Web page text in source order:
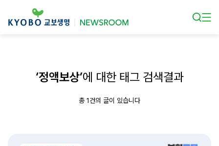
‘정액보상’에 대한 태그 검색결과
총 1건의 글이 있습니다